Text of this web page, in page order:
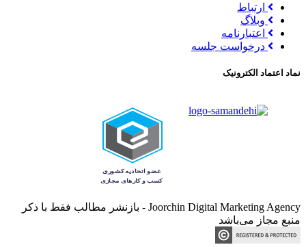
ارتباط
وبلاگ
اعتبارنامه
درخواست جلسه
نماد اعتماد الکترونیک
Joorchin Digital Marketing Agency - بازنشر مطالب فقط با ذکر
منبع مجاز می‌باشد